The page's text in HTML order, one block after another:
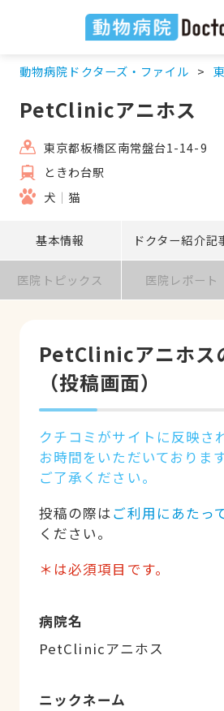
動物病院ドクターズ・ファイル
PetClinicアニホス
東京都板橋区南常盤台1-14-9
ときわ台駅
犬
猫
基本情報 ドクター紹介記
医院トピックス 医院レポート
PetClinicアニホス
（投稿画面）
クチコミがサイトに反映さ
お時間をいただいておりま
ご了承ください。
投稿の際はご利用にあたっ
ください。
＊は必須項目です。
病院名
PetClinicアニホス
ニックネーム